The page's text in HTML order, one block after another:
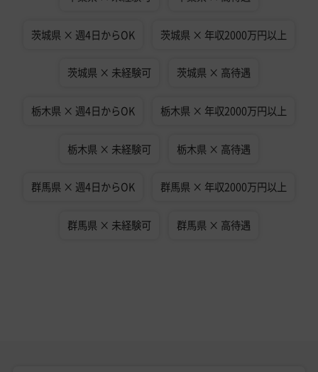
茨城県 × 週4日からOK 茨城県 × 年収2000万円以上
茨城県 × 未経験可 茨城県 × 高待遇
栃木県 × 週4日からOK 栃木県 × 年収2000万円以上
栃木県 × 未経験可 栃木県 × 高待遇
群馬県 × 週4日からOK 群馬県 × 年収2000万円以上
群馬県 × 未経験可 群馬県 × 高待遇